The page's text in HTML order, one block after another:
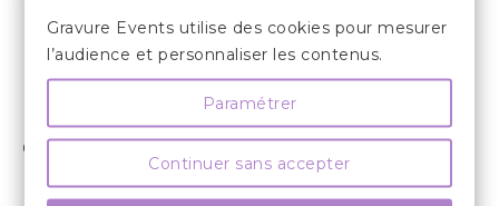
LES INFORMATIONS
COMPTE CLIENT
INFORMATIONS 
Gravure Events utilise des cookies pour mesurer
l’audience et personnaliser les contenus.
Paramétrer
Continuer sans accepter